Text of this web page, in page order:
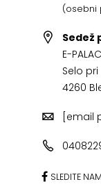
(osebni
Sedež
E-
Selo
4260
[email
SLEDITE